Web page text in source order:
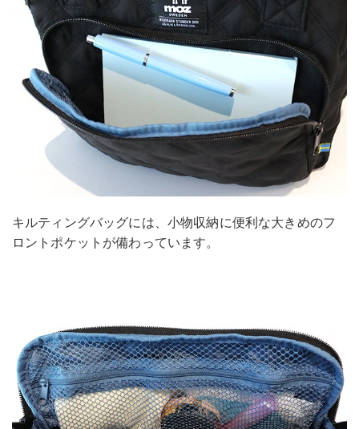
キルティングバッグには、小物収納に便利な大きめのフ
ロントポケットが備わっています。